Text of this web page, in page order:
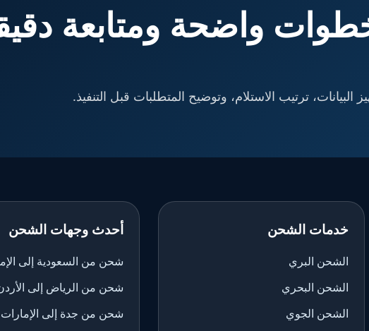
واضحة ومتابعة
ترتيب الاستلام، وتوضيح المتطلبات قبل التنفيذ.
خدمات الشحن
الشحن البري
الشحن البحري
الشحن الجوي
أحدث وجهات الشحن
شحن من السعودية إلى
شحن من الرياض إلى
شحن من جدة إلى الإمارات